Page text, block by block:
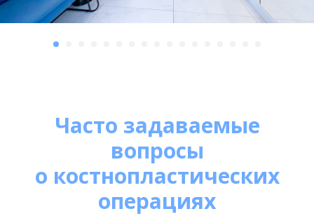
Часто задаваемые
вопросы
о костнопластических
операциях